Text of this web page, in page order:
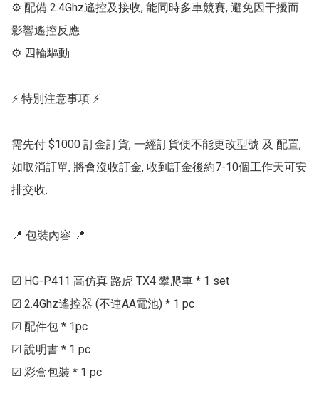
⚙ 配備 2.4Ghz遙控及接收, 能同時多車競賽, 避免因干擾而
影響遙控反應
⚙ 四輪驅動
⚡ 特別注意事項 ⚡
需先付 $1000 訂金訂貨, 一經訂貨便不能更改型號 及 配置,
如取消訂單, 將會沒收訂金, 收到訂金後約7-10個工作天可安
排交收.
📍 包裝內容 📍
☑ HG-P411 高仿真 路虎 TX4 攀爬車 * 1 set
☑ 2.4Ghz遙控器 (不連AA電池) * 1 pc
☑ 配件包 * 1pc
☑ 說明書 * 1 pc
☑ 彩盒包裝 * 1 pc